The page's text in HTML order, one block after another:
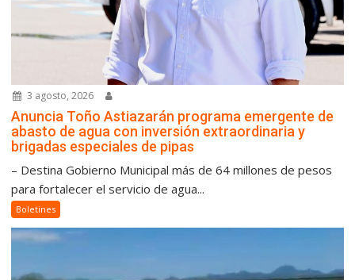
3 agosto, 2026
Anuncia Toño Astiazarán programa emergente de
abasto de agua con inversión extraordinaria y
brigadas especiales de pipas
– Destina Gobierno Municipal más de 64 millones de pesos
para fortalecer el servicio de agua...
Boletines